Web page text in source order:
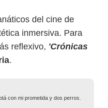
del cine de
inmersiva. Para
reflexivo, 'Crónicas
.
con mi prometida y dos perros.